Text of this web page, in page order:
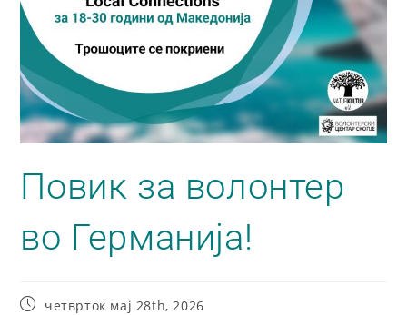
Повик за волонтер
во Германија!
четврток мај 28th, 2026